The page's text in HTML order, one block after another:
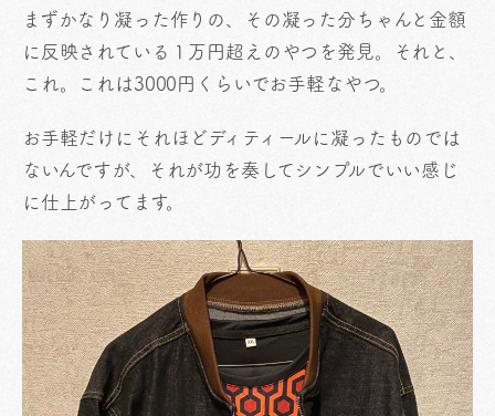
まずかなり凝った作りの、その凝った分ちゃんと金額
に反映されている１万円超えのやつを発見。それと、
これ。これは3000円くらいでお手軽なやつ。
お手軽だけにそれほどディティールに凝ったものでは
ないんですが、それが功を奏してシンプルでいい感じ
に仕上がってます。